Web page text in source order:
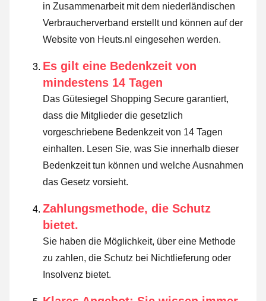
in Zusammenarbeit mit dem niederländischen
Verbraucherverband erstellt und können auf der
Website von Heuts.nl eingesehen werden.
Es gilt eine Bedenkzeit von
mindestens 14 Tagen
Das Gütesiegel Shopping Secure garantiert,
dass die Mitglieder die gesetzlich
vorgeschriebene Bedenkzeit von 14 Tagen
einhalten. Lesen Sie, was Sie innerhalb dieser
Bedenkzeit tun können und welche Ausnahmen
das Gesetz vorsieht.
Zahlungsmethode, die Schutz
bietet.
Sie haben die Möglichkeit, über eine Methode
zu zahlen, die Schutz bei Nichtlieferung oder
Insolvenz bietet.